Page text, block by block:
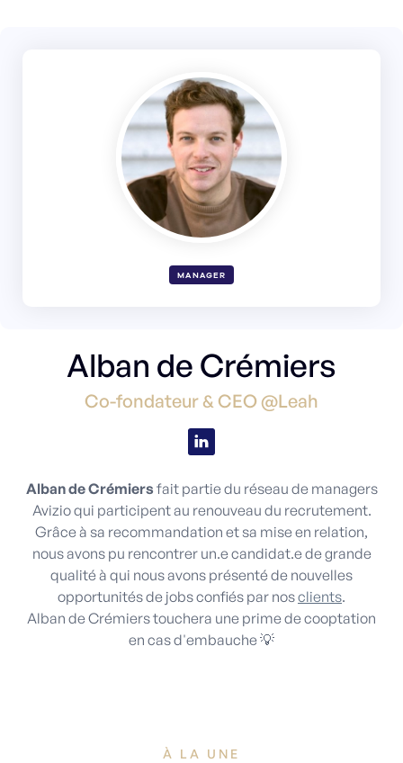
MANAGER
Alban de Crémiers
Co-fondateur & CEO @Leah
Alban de Crémiers fait partie du réseau de managers
Avizio qui participent au renouveau du recrutement.
Grâce à sa recommandation et sa mise en relation,
nous avons pu rencontrer un.e candidat.e de grande
qualité à qui nous avons présenté de nouvelles
opportunités de jobs confiés par nosclients.
Alban de Crémiers touchera une prime de cooptation
en cas d'embauche 💡
À LA UNE